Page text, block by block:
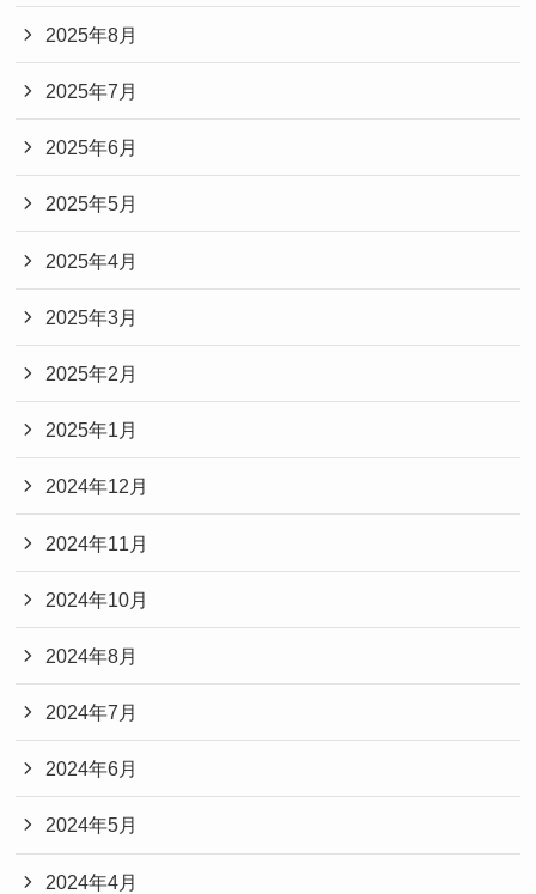
2025年8月
2025年7月
2025年6月
2025年5月
2025年4月
2025年3月
2025年2月
2025年1月
2024年12月
2024年11月
2024年10月
2024年8月
2024年7月
2024年6月
2024年5月
2024年4月